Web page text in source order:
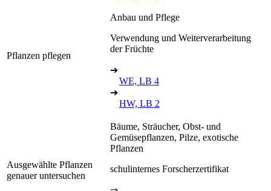
Pflanzen pflegen
Anbau und Pflege
Verwendung und Weiterverarbeitung
der Früchte
➔
WE, LB 4
➔
HW, LB 2
Ausgewählte Pflanzen
genauer untersuchen
Bäume, Sträucher, Obst- und
Gemüsepflanzen, Pilze, exotische
Pflanzen
schulinternes Forscherzertifikat